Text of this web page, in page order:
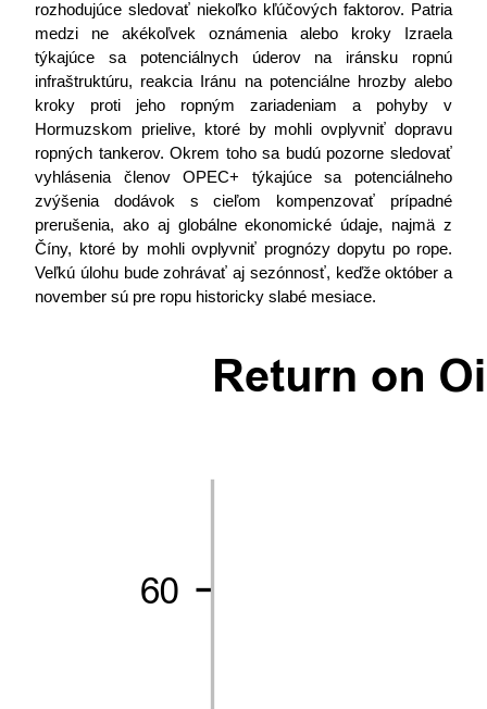
rozhodujúce sledovať niekoľko kľúčových faktorov. Patria
medzi ne akékoľvek oznámenia alebo kroky Izraela
týkajúce sa potenciálnych úderov na iránsku ropnú
infraštruktúru, reakcia Iránu na potenciálne hrozby alebo
kroky proti jeho ropným zariadeniam a pohyby v
Hormuzskom prielive, ktoré by mohli ovplyvniť dopravu
ropných tankerov. Okrem toho sa budú pozorne sledovať
vyhlásenia členov OPEC+ týkajúce sa potenciálneho
zvýšenia dodávok s cieľom kompenzovať prípadné
prerušenia, ako aj globálne ekonomické údaje, najmä z
Číny, ktoré by mohli ovplyvniť prognózy dopytu po rope.
Veľkú úlohu bude zohrávať aj sezónnosť, keďže október a
november sú pre ropu historicky slabé mesiace.